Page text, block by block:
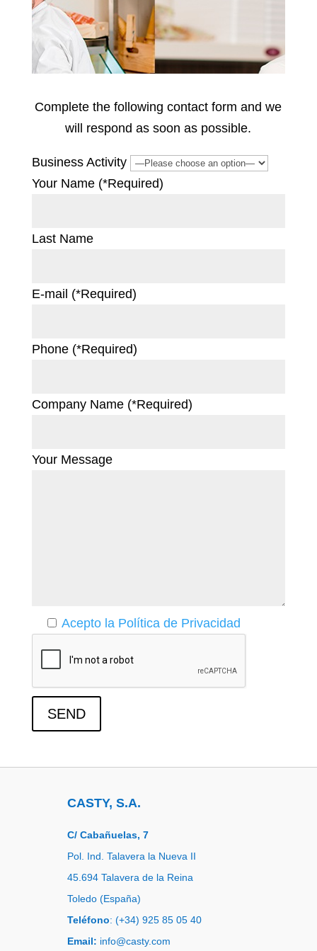
Complete the following contact form and we
will respond as soon as possible.
Business Activity
Your Name (*Required)
Last Name
E-mail (*Required)
Phone (*Required)
Company Name (*Required)
Your Message
Acepto la Política de Privacidad
SEND
CASTY, S.A.
C/ Cabañuelas, 7
Pol. Ind. Talavera la Nueva II
45.694 Talavera de la Reina
Toledo (España)
Teléfono: (+34) 925 85 05 40
Email: info@casty.com